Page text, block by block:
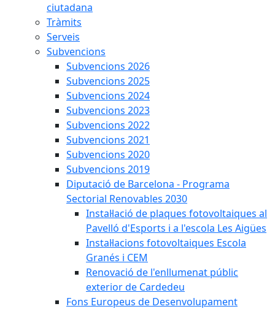
ciutadana
Tràmits
Serveis
Subvencions
Subvencions 2026
Subvencions 2025
Subvencions 2024
Subvencions 2023
Subvencions 2022
Subvencions 2021
Subvencions 2020
Subvencions 2019
Diputació de Barcelona - Programa
Sectorial Renovables 2030
Instal·lació de plaques fotovoltaiques al
Pavelló d'Esports i a l'escola Les Aigües
Instal·lacions fotovoltaiques Escola
Granés i CEM
Renovació de l'enllumenat públic
exterior de Cardedeu
Fons Europeus de Desenvolupament